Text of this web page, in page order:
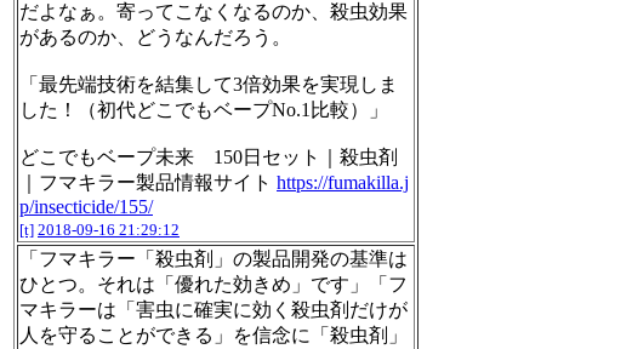
だよなぁ。寄ってこなくなるのか、殺虫効果
があるのか、どうなんだろう。
「最先端技術を結集して3倍効果を実現しま
した！（初代どこでもベープNo.1比較）」
どこでもベープ未来 150日セット｜殺虫剤
｜フマキラー製品情報サイト https://fumakilla.j
p/insecticide/155/
[t] 2018-09-16 21:29:12
「フマキラー「殺虫剤」の製品開発の基準は
ひとつ。それは「優れた効きめ」です」「フ
マキラーは「害虫に確実に効く殺虫剤だけが
人を守ることができる」を信念に「殺虫剤」